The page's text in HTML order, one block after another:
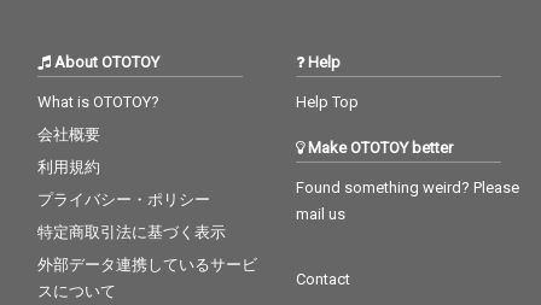
About OTOTOY
What is OTOTOY?
会社概要
利用規約
プライバシー・ポリシー
特定商取引法に基づく表示
外部データ連携しているサービ
スについて
Help
Help Top
Make OTOTOY better
Found something weird? Please
mail us
Contact